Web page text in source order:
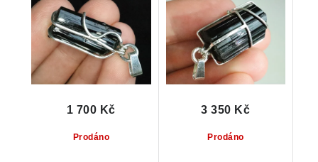
vzorek
Prodáno
1 700 Kč
stříbrném přívěsku
Prodáno
3 350 Kč